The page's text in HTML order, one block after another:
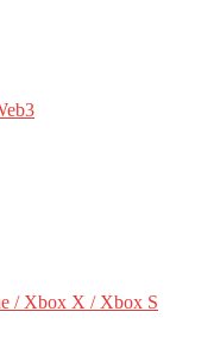
/ Xbox X / Xbox S